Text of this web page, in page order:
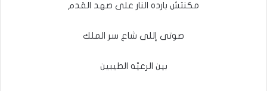
مكنتش بارده النار على صهد القدم
صوتى إللى شاع سر الملك
بين الرعيّه الطيبين